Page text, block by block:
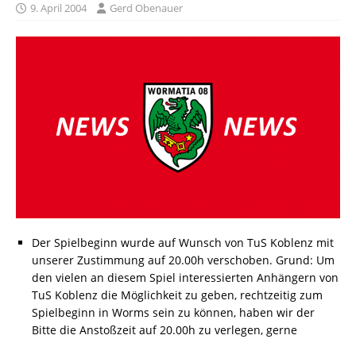
9. April 2004 Gerd Obenauer
Der Spielbeginn wurde auf Wunsch von TuS Koblenz mit
unserer Zustimmung auf 20.00h verschoben. Grund: Um
den vielen an diesem Spiel interessierten Anhängern von
TuS Koblenz die Möglichkeit zu geben, rechtzeitig zum
Spielbeginn in Worms sein zu können, haben wir der
Bitte die Anstoßzeit auf 20.00h zu verlegen, gerne